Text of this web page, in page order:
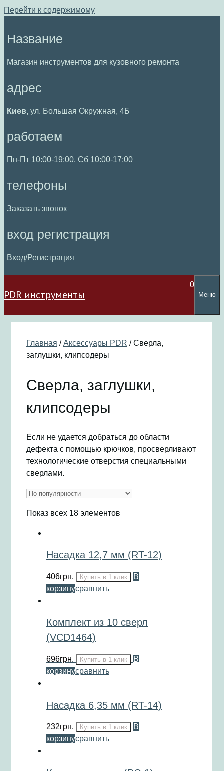
Перейти к содержимому
Название
Магазин инструментов для кузовного ремонта
адрес
Киев, ул. Большая Окружная, 4Б
работаем
Пн-Пт 10:00-19:00, Сб 10:00-17:00
телефоны
Заказать звонок
вход регистрация
Вход/Регистрация
PDR инструменты
0
Меню
Главная /Аксессуары PDR / Сверла,
заглушки, клипсодеры
Сверла, заглушки,
клипсодеры
Если не удается добраться до области
дефекта с помощью крючков, просверливают
технологические отверстия специальными
сверлами.
Показ всех 18 элементов
Насадка 12,7 мм (RT-12)
406грн. Купить в 1 клик
В
корзинусравнить
Комплект из 10 сверл
(VCD1464)
696грн. Купить в 1 клик
В
корзинусравнить
Насадка 6,35 мм (RT-14)
232грн. Купить в 1 клик
В
корзинусравнить